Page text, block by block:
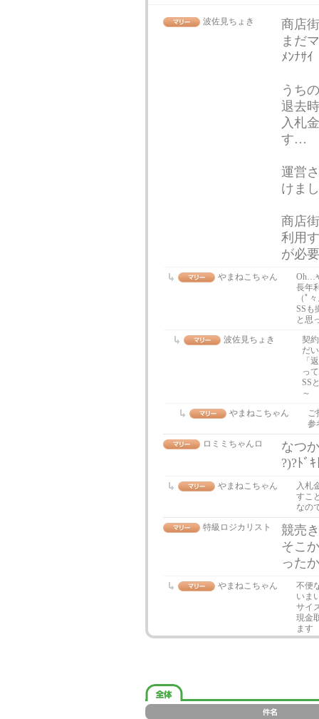
波佐見ちょき
商店
まだ
ﾒﾝﾅｻｲ
うち
退去
入札
す…
運営
けま
商店
利用
が必
やまねこちゃん
Oh…
長年
（ﾟ
SSも
と思
波佐見ちょき
契
だ
「
っ
SS
～
やまねこちゃん
ご
参
ロミミちゃんロ
なつ
?)?ﾄﾞ
やまねこちゃん
入札
すこ
なの
特級ロジカリスト
競売
そこ
った
やまねこちゃん
不便
いま
サイ
現金
ます